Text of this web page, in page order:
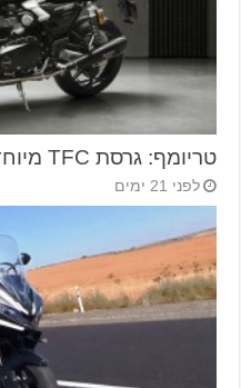
טריומף: גרסת TFC מיוחדת לספיד טווין 1200
לפני 21 ימים